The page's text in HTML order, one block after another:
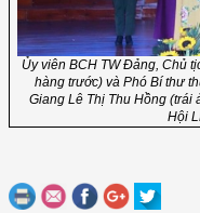
Ủy viên BCH TW Đảng, Chủ
hàng trước) và Phó Bí thư
Giang Lê Thị Thu Hồng (trái
Hội